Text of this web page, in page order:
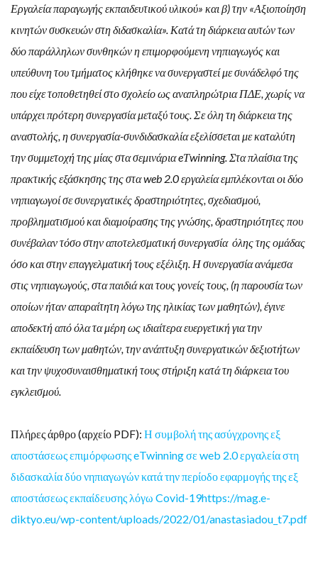
Εργαλεία παραγωγής εκπαιδευτικού υλικού» και β) την «Αξιοποίηση
κινητών συσκευών στη διδασκαλία». Κατά τη διάρκεια αυτών των
δύο παράλληλων συνθηκών η επιμορφούμενη νηπιαγωγός και
υπεύθυνη του τμήματος κλήθηκε να συνεργαστεί με συνάδελφό της
που είχε τοποθετηθεί στο σχολείο ως αναπληρώτρια ΠΔΕ, χωρίς να
υπάρχει πρότερη συνεργασία μεταξύ τους. Σε όλη τη διάρκεια της
αναστολής, η συνεργασία-συνδιδασκαλία εξελίσσεται με καταλύτη
την συμμετοχή της μίας στα σεμινάρια eΤwinning. Στα πλαίσια της
πρακτικής εξάσκησης της στα web 2.0 εργαλεία εμπλέκονται οι δύο
νηπιαγωγοί σε συνεργατικές δραστηριότητες, σχεδιασμού,
προβληματισμού και διαμοίρασης της γνώσης, δραστηριότητες που
συνέβαλαν τόσο στην αποτελεσματική συνεργασία όλης της ομάδας
όσο και στην επαγγελματική τους εξέλιξη. Η συνεργασία ανάμεσα
στις νηπιαγωγούς, στα παιδιά και τους γονείς τους, (η παρουσία των
οποίων ήταν απαραίτητη λόγω της ηλικίας των μαθητών), έγινε
αποδεκτή από όλα τα μέρη ως ιδιαίτερα ευεργετική για την
εκπαίδευση των μαθητών, την ανάπτυξη συνεργατικών δεξιοτήτων
και την ψυχοσυναισθηματική τους στήριξη κατά τη διάρκεια του
εγκλεισμού.
Πλήρες άρθρο (αρχείο PDF): Η συμβολή της ασύγχρονης εξ
αποστάσεως επιμόρφωσης eTwinning σε web 2.0 εργαλεία στη
διδασκαλία δύο νηπιαγωγών κατά την περίοδο εφαρμογής της εξ
αποστάσεως εκπαίδευσης λόγω Covid-19https://mag.e-
diktyo.eu/wp-content/uploads/2022/01/anastasiadou_t7.pdf